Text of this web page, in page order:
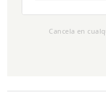
Cancela en